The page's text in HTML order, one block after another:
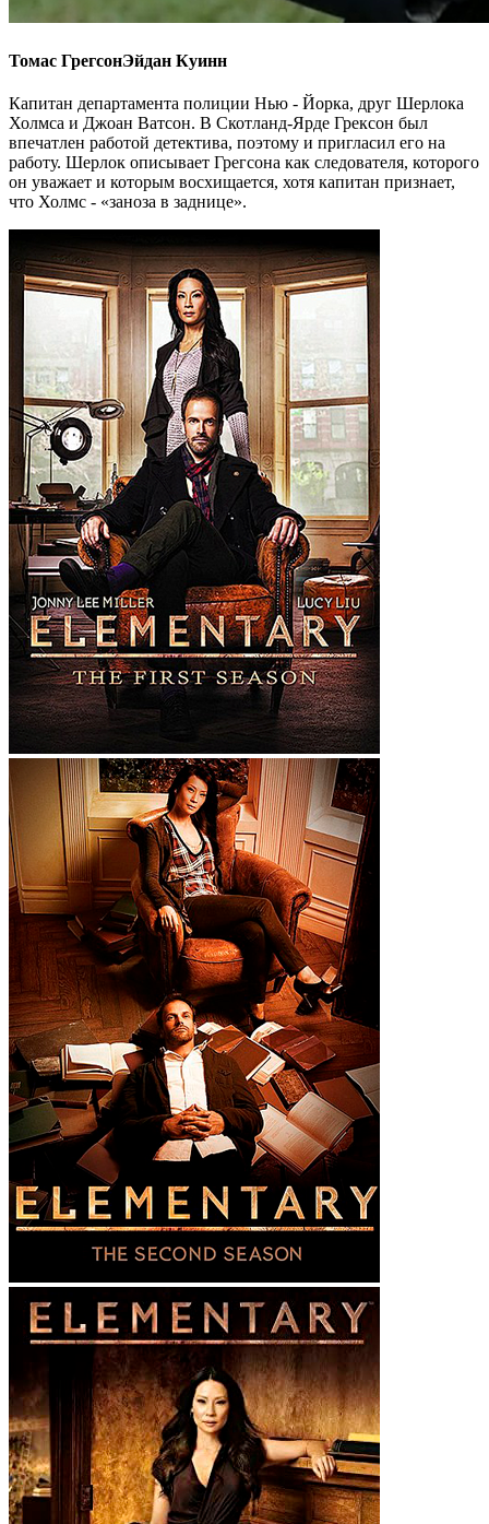
Томас ГрегсонЭйдан Куинн
Капитан департамента полиции Нью - Йорка, друг Шерлока
Холмса и Джоан Ватсон. В Скотланд-Ярде Грексон был
впечатлен работой детектива, поэтому и пригласил его на
работу. Шерлок описывает Грегсона как следователя, которого
он уважает и которым восхищается, хотя капитан признает,
что Холмс - «заноза в заднице».